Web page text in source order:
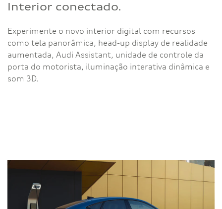
Interior conectado.
Experimente o novo interior digital com recursos
como tela panorâmica, head-up display de realidade
aumentada, Audi Assistant, unidade de controle da
porta do motorista, iluminação interativa dinâmica e
som 3D.